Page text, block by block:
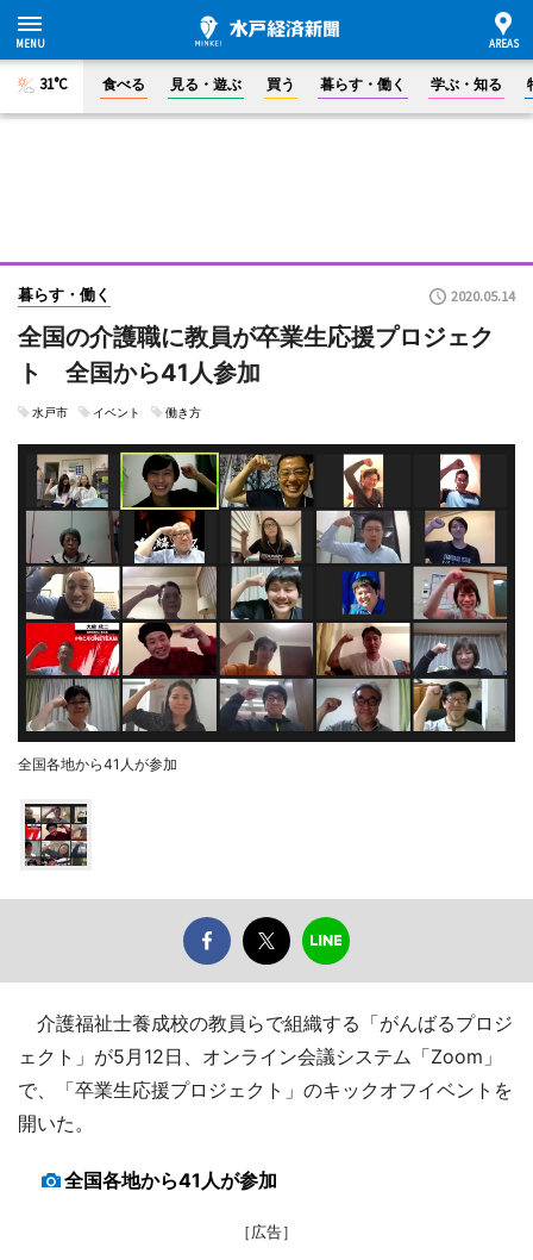
31°C 食べる 見る・遊ぶ 買う 暮らす・働く 学ぶ・知る
暮らす・働く 2020.05.14
全国の介護職に教員が卒業生応援プロジェク
ト 全国から41人参加
水戸市 イベント 働き方
全国各地から41人が参加
介護福祉士養成校の教員らで組織する「がんばるプロジ
ェクト」が5月12日、オンライン会議システム「Zoom」
で、「卒業生応援プロジェクト」のキックオフイベントを
開いた。
全国各地から41人が参加
［広告］